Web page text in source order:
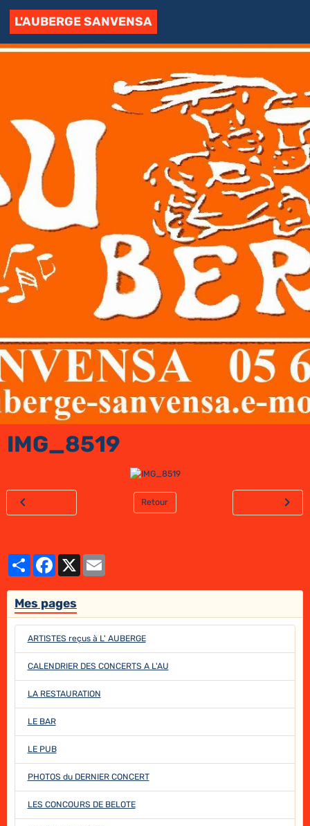
L'AUBERGE SANVENSA
IMG_8519
Retour
PartagerFacebook
X
Mes pages
ARTISTES reçus à L' AUBERGE
CALENDRIER DES CONCERTS A L'AU
LA RESTAURATION
LE BAR
LE PUB
PHOTOS du DERNIER CONCERT
LES CONCOURS DE BELOTE